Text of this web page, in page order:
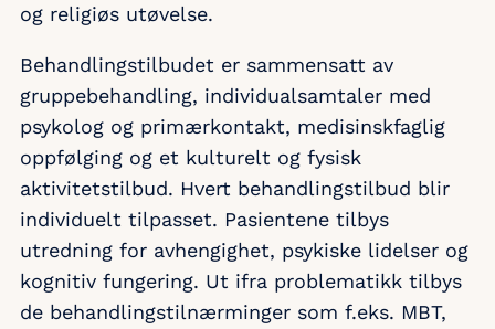
og religiøs utøvelse.
Behandlingstilbudet er sammensatt av
gruppebehandling, individualsamtaler med
psykolog og primærkontakt, medisinskfaglig
oppfølging og et kulturelt og fysisk
aktivitetstilbud. Hvert behandlingstilbud blir
individuelt tilpasset. Pasientene tilbys
utredning for avhengighet, psykiske lidelser og
kognitiv fungering. Ut ifra problematikk tilbys
de behandlingstilnærminger som f.eks. MBT,